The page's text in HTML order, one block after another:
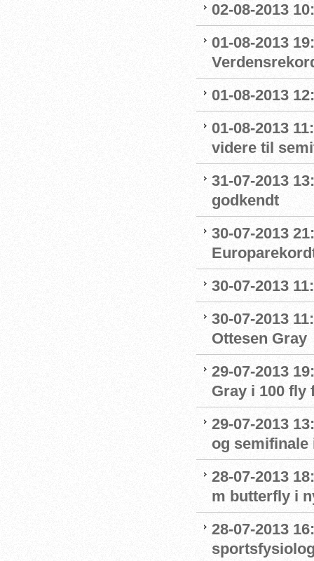
02-08-2013
01-08-2013
01-08-2013
01-08-2013
videre til
31-07-2013
godkendt
30-07-2013
30-07-2013
30-07-2013
Ottesen Gray
29-07-2013
Gray i 100 fly
29-07-2013
og
28-07-2013
m butterfly i
28-07-2013